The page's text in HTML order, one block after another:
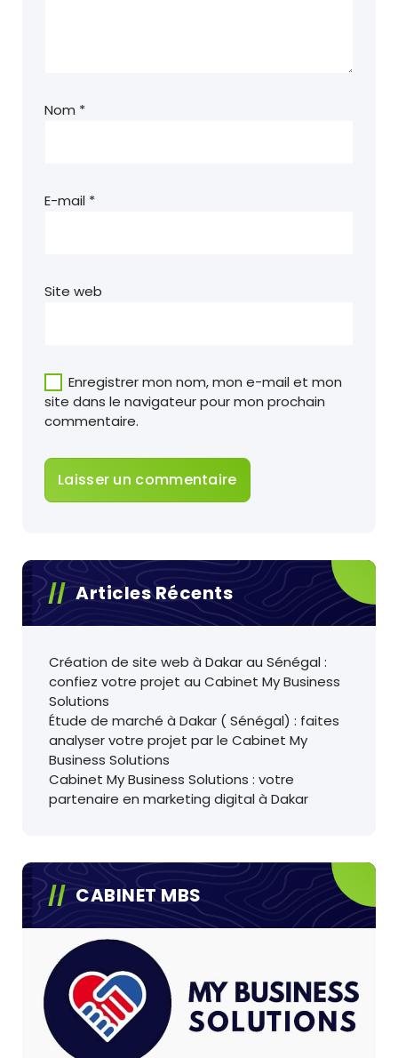
Nom *
E-mail *
Site web
Enregistrer mon nom, mon e-mail et mon
site dans le navigateur pour mon prochain
commentaire.
Articles Récents
Création de site web à Dakar au Sénégal :
confiez votre projet au Cabinet My Business
Solutions
Étude de marché à Dakar ( Sénégal) : faites
analyser votre projet par le Cabinet My
Business Solutions
Cabinet My Business Solutions : votre
partenaire en marketing digital à Dakar
CABINET MBS